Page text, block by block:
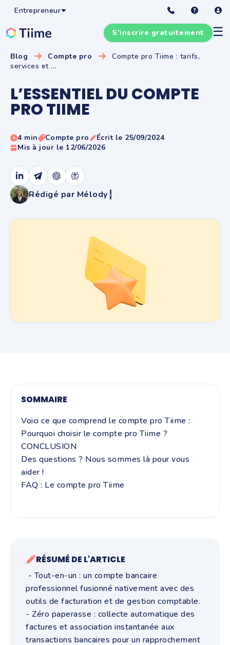
Entrepreneur
☰
S'inscrire gratuitement
Blog Compte pro
Compte pro Tiime : tarifs,
services et ...
L’ESSENTIEL DU COMPTE
PRO TIIME
4 min Compte pro
Écrit le 25/09/2024
Mis à jour le 12/06/2026
Rédigé par Mélody i
SOMMAIRE
Voici ce que comprend le compte pro Tiime :
Pourquoi choisir le compte pro Tiime ?
CONCLUSION
Des questions ? Nous sommes là pour vous
aider !
FAQ : Le compte pro Tiime
RÉSUMÉ DE L'ARTICLE
- Tout-en-un : un compte bancaire
professionnel fusionné nativement avec des
outils de facturation et de gestion comptable.
- Zéro paperasse : collecte automatique des
factures et association instantanée aux
transactions bancaires pour un rapprochement